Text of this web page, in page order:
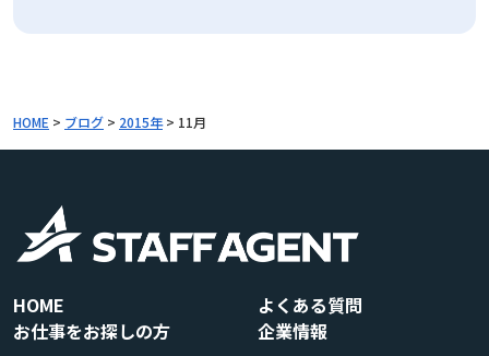
HOME > ブログ > 2015年> 11月
HOME
お仕事をお探しの方
よくある質問
企業情報